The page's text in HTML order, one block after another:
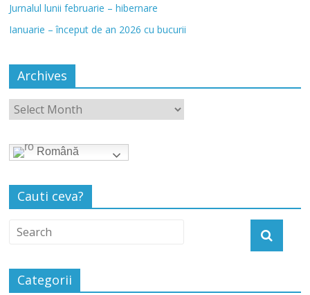
Jurnalul lunii februarie – hibernare
Ianuarie – început de an 2026 cu bucurii
Archives
Română
Cauti ceva?
Categorii